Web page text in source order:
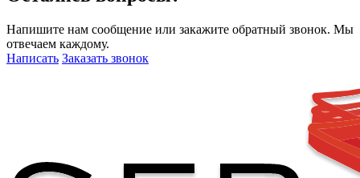
Напишите нам сообщение или закажите обратный звонок. Мы
отвечаем каждому.
Написать Заказать звонок